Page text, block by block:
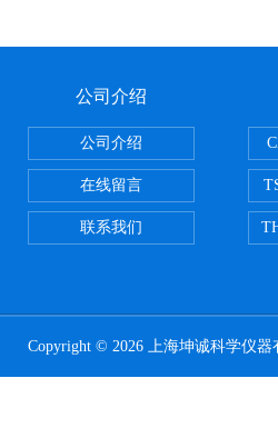
公司介绍
公司介绍
在线留言
联系我们
Copyright © 2026 上海坤诚科学仪器